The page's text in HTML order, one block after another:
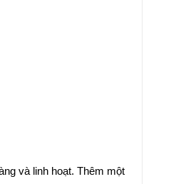
và linh hoạt. Thêm một